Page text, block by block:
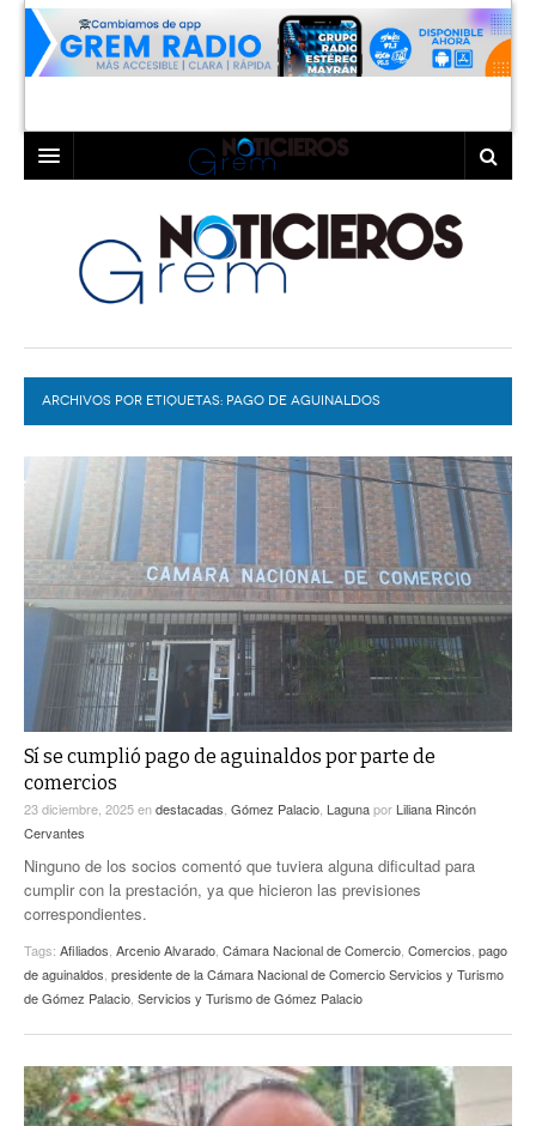
LAGUNA
TORREÓN
GÓMEZ PALACIO
LERDO
COAHUILA
DURANGO
DEPORTES
EL EXACTO
EXA INFORMA
GLOBO
CONTEXTOS
TRAYECTO LAGUNA
A MEDIA MAÑANA
A TODA LEY
DIÁLOGOS CON LA HISTORIA
TWEETS AND BEATS
LA MEJOR 97.1 ESTÉREO GALLITO
ACTUALIDADES GREM
PULSO
COLABORADORES
PC29
ACTUALIDADES GREM
ARCHIVOS POR ETIQUETAS: PAGO DE AGUINALDOS
Sí se cumplió pago de aguinaldos por parte de
comercios
23 diciembre, 2025endestacadas Gómez Palacio Lagunapor Liliana Rincón
Cervantes
Ninguno de los socios comentó que tuviera alguna dificultad para
cumplir con la prestación, ya que hicieron las previsiones
correspondientes.
Tags: Afiliados Arcenio Alvarado Cámara Nacional de Comercio Comercios pago
de aguinaldos presidente de la Cámara Nacional de Comercio Servicios y Turismo
de Gómez Palacio Servicios y Turismo de Gómez Palacio